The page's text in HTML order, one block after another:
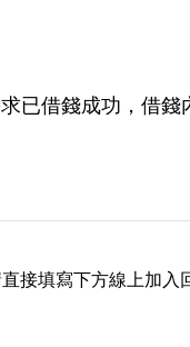
已借錢成功，借錢
接填寫下方線上加入